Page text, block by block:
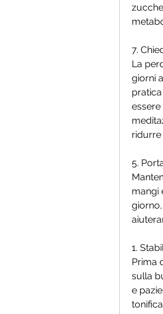
7.
La
giorni
ridurre
5.
mangi
1.
Prima
sulla
e